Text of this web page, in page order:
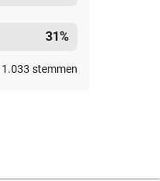
31%
1.033 stemmen